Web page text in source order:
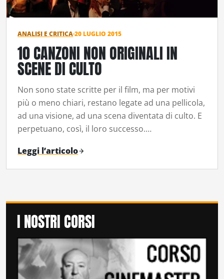
ANALISI E CRITICA·20 LUGLIO 2015
10 CANZONI NON ORIGINALI IN
SCENE DI CULTO
Non sono state scritte per il film, ma per motivi
più o meno chiari, restano legate ad una pellicola,
ad una visione, ad una scena diventata di culto. E
perpetuano, così, il loro successo.…
Leggi l’articolo
I NOSTRI CORSI